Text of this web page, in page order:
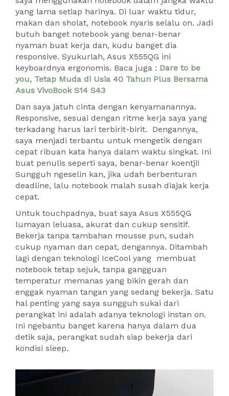
yang lama setiap harinya. Di luar waktu tidur,
makan dan sholat, notebook nyaris selalu on. Jadi
butuh banget notebook yang benar-benar
nyaman buat kerja dan, kudu banget dia
responsive. Syukurlah, Asus X555QG ini
keyboardnya ergonomis. Baca juga : Dare to be
you, Tetap Muda di Usia 40 Tahun Plus Bersama
Asus VivoBook S14 S43
Dan saya jatuh cinta dengan kenyamanannya.
Responsive, sesuai dengan ritme kerja saya yang
terkadang harus lari terbirit-birit. Dengannya,
saya menjadi terbantu untuk mengetik dengan
cepat ribuan kata hanya dalam waktu singkat. Ini
buat penulis seperti saya, benar-benar koentji!
Sungguh ngeselin kan, jika udah berbenturan
deadline, lalu notebook malah susah diajak kerja
cepat.
Untuk touchpadnya, buat saya Asus X555QG
lumayan leluasa, akurat dan cukup sensitif.
Bekerja tanpa tambahan mousse pun, sudah
cukup nyaman dan cepat, dengannya. Ditambah
lagi dengan teknologi IceCool yang membuat
notebook tetap sejuk, tanpa gangguan
temperatur memanas yang bikin gerah dan
enggak nyaman tangan yang sedang bekerja. Satu
hal penting yang saya sungguh sukai dari
perangkat ini adalah adanya teknologi instan on.
Ini ngebantu banget karena hanya dalam dua
detik saja, perangkat sudah siap bekerja dari
kondisi sleep.